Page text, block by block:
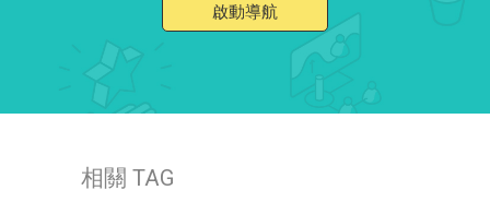
啟動導航
相關 TAG